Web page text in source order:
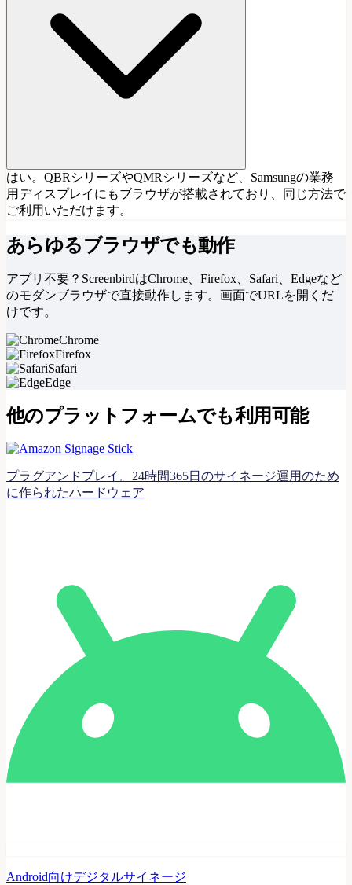
はい。QBRシリーズやQMRシリーズなど、Samsungの業務
用ディスプレイにもブラウザが搭載されており、同じ方法で
ご利用いただけます。
あらゆるブラウザでも動作
アプリ不要？ScreenbirdはChrome、Firefox、Safari、Edgeなど
のモダンブラウザで直接動作します。画面でURLを開くだ
けです。
Chrome
Firefox
Safari
Edge
他のプラットフォームでも利用可能
プラグアンドプレイ。24時間365日のサイネージ運用のため
に作られたハードウェア
Android向けデジタルサイネージ